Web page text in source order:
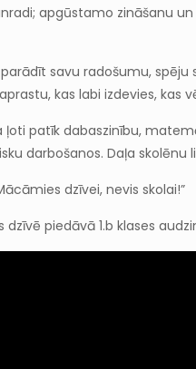
apgūstamo zināšanu
parādīt savu radošumu,
kas labi izdevies,
ļoti patīk dabaszinību,
darbošanos. Daļa
dzīvei, nevis skolai!”
piedāvā 1.b klases